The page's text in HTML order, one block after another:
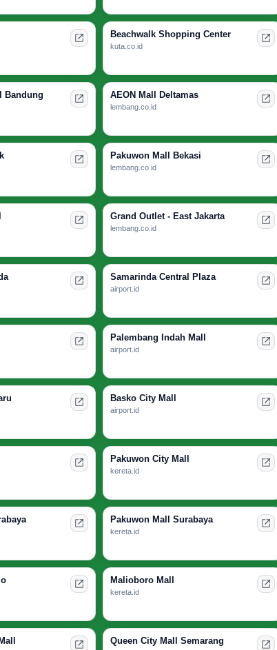
Beachwalk Shopping Center
kuta.co.id
Bandung AEON Mall Deltamas
lembang.co.id
Pakuwon Mall Bekasi
lembang.co.id
Grand Outlet - East Jakarta
lembang.co.id
Samarinda Central Plaza
airport.id
Palembang Indah Mall
airport.id
Basko City Mall
airport.id
Pakuwon City Mall
kereta.id
Pakuwon Mall Surabaya
kereta.id
Malioboro Mall
kereta.id
Queen City Mall Semarang